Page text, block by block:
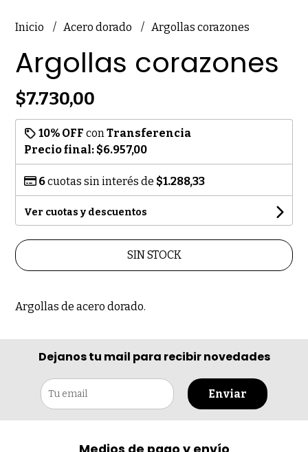
Inicio Acero dorado Argollas corazones
Argollas corazones
$7.730,00
10% OFF conTransferencia
Precio final: $6.957,00
6cuotas sin interés de $1.288,33
Ver cuotas y descuentos
SIN STOCK
Argollas de acero dorado.
Dejanos tu mail para recibir novedades
Enviar